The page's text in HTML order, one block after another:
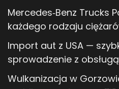
Mercedes‑Benz Trucks
każdego rodzaju
Import aut z USA —
sprowadzenie z
Wulkanizacja w